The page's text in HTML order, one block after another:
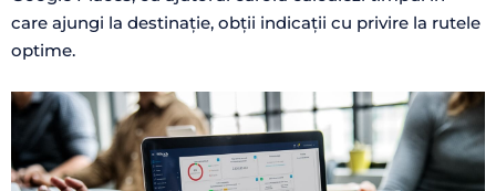
care ajungi la destinație, obții indicații cu privire la rutele
optime.